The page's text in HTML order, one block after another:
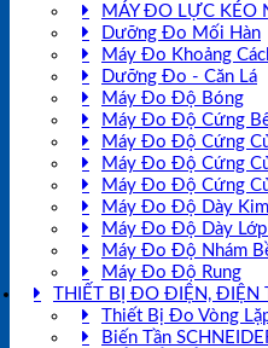
MÁY ĐO LỰC KÉO
Dưỡng Đo Mối Hàn
Máy Đo Khoảng
Dưỡng Đo - Căn Lá
Máy Đo Độ Bóng
Máy Đo Độ Cứng
Máy Đo Độ Cứng
Máy Đo Độ Cứng
Máy Đo Độ Cứng
Máy Đo Độ Dày
Máy Đo Độ Dày Lớp
Máy Đo Độ Nhám
Máy Đo Độ Rung
THIẾT BỊ ĐO ĐIỆN, ĐIỆN
Thiết Bị Đo Vòng
Biến Tần